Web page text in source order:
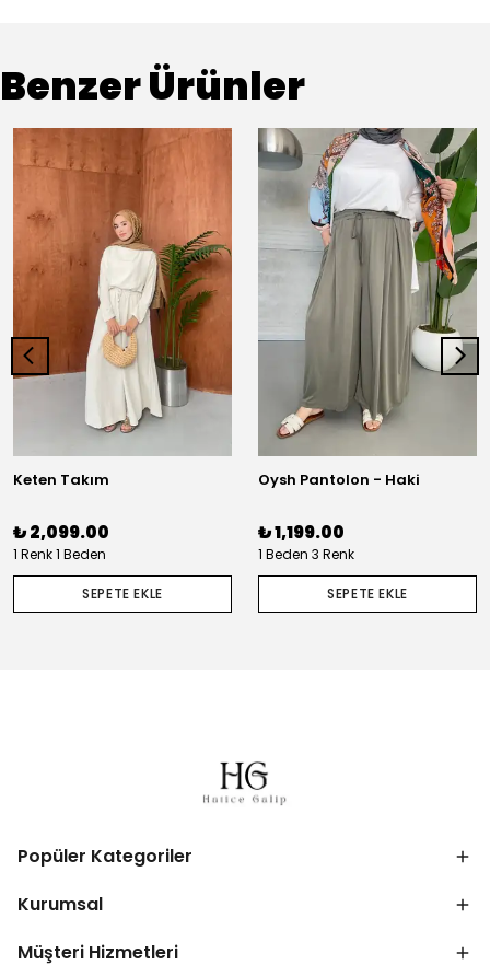
Benzer Ürünler
Keten Takım
₺ 2,099.00
1 Renk 1 Beden
SEPETE EKLE
Oysh Pantolon - Haki
₺ 1,199.00
1 Beden 3 Renk
SEPETE EKLE
Popüler Kategoriler
Kurumsal
Müşteri Hizmetleri